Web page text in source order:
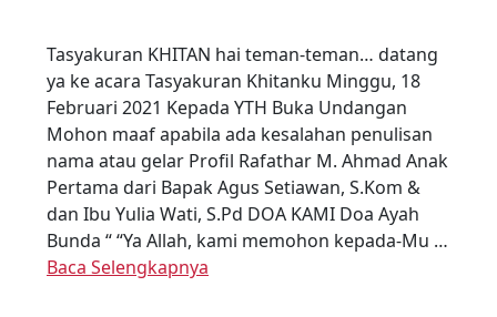
Tasyakuran KHITAN hai teman-teman… datang
ya ke acara Tasyakuran Khitanku Minggu, 18
Februari 2021 Kepada YTH Buka Undangan
Mohon maaf apabila ada kesalahan penulisan
nama atau gelar Profil Rafathar M. Ahmad Anak
Pertama dari Bapak Agus Setiawan, S.Kom &
dan Ibu Yulia Wati, S.Pd DOA KAMI Doa Ayah
Bunda “ “Ya Allah, kami memohon kepada-Mu …
Baca Selengkapnya